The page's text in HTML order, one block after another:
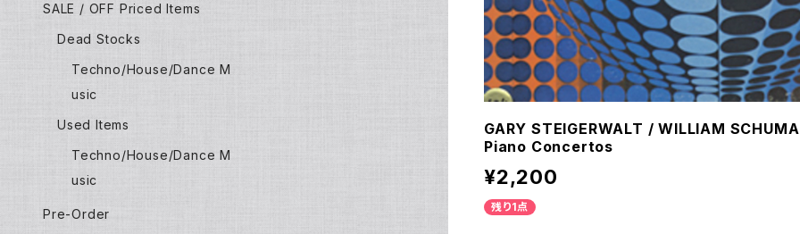
GARY STEIGERWALT / WILLIAM
Piano Concertos
¥2,200
残り1点
SALE / OFF Priced Items
Dead Stocks
Techno/House/Dance M
usic
Used Items
Techno/House/Dance M
usic
Pre-Order